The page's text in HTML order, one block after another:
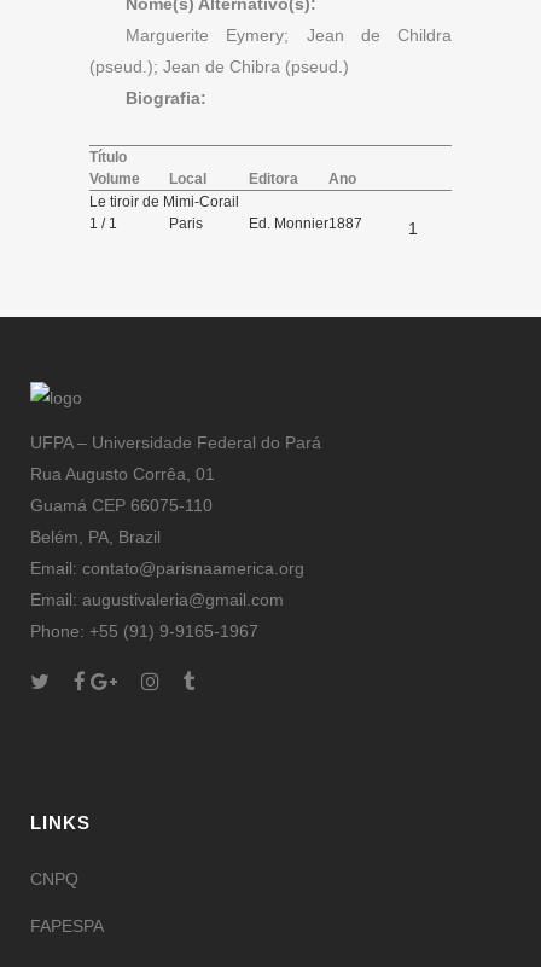
Marguerite Eymery; Jean de Childra
(pseud.); Jean de Chibra (pseud.)
Biografia:
Título
Volume
Local Editora
Ano
Le tiroir de Mimi-Corail
1 / 1
Paris
Ed. Monnier1887 1
UFPA – Universidade Federal do Pará
Rua Augusto Corrêa, 01
Guamá CEP 66075-110
Belém, PA, Brazil
Email: contato@parisnaamerica.org
Email: augustivaleria@gmail.com
Phone: +55 (91) 9-9165-1967
LINKS
CNPQ
FAPESPA